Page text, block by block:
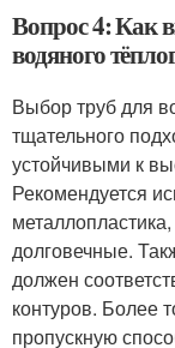
Вопрос 4: Как
водяного
Выбор труб для
тщательного
устойчивыми к
Рекомендуется
долговечные.
должен
контуров. Более
пропускную